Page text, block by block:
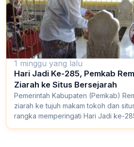
1 minggu yang lalu
Hari Jadi Ke-285, Pemkab
Ziarah ke Situs Bersejarah
Pemerintah Kabupaten (Pemkab)
ziarah ke tujuh makam tokoh dan
rangka memperingati Hari Jadi ke-